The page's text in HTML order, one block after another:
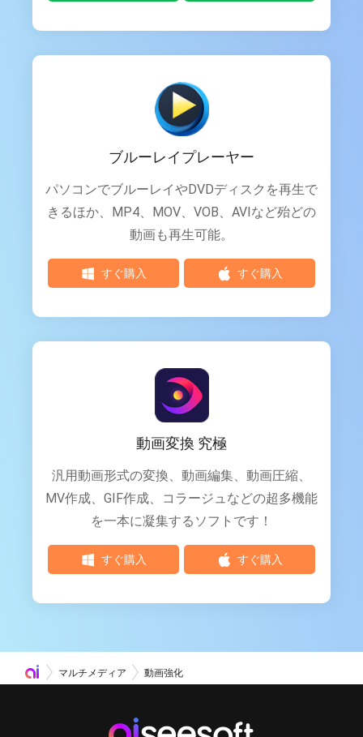
ブルーレイプレーヤー
パソコンでブルーレイやDVDディスクを再生で
きるほか、MP4、MOV、VOB、AVIなど殆どの
動画も再生可能。
すぐ購入 すぐ購入
動画変換 究極
汎用動画形式の変換、動画編集、動画圧縮、
MV作成、GIF作成、コラージュなどの超多機能
を一本に凝集するソフトです！
すぐ購入 すぐ購入
マルチメディア 動画強化